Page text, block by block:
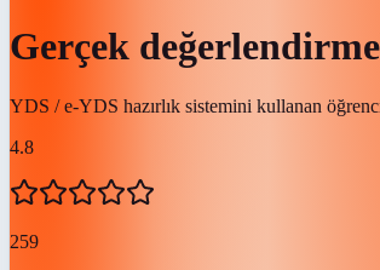
Gerçek
YDS / e-YDS hazırlık sistemini kullanan
4.8
259